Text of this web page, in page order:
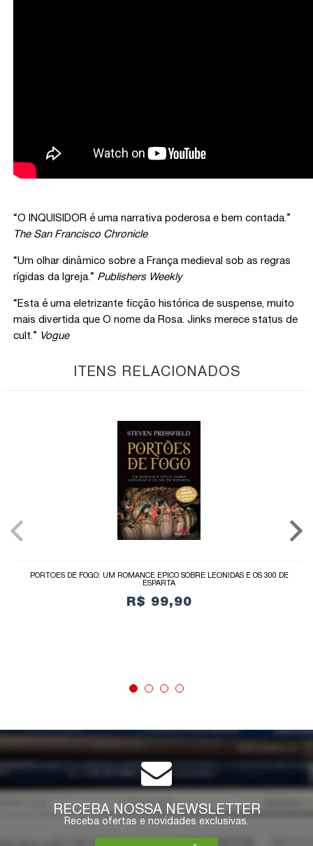
“O INQUISIDOR é uma narrativa poderosa e bem contada.”
The San Francisco Chronicle
“Um olhar dinâmico sobre a França medieval sob as regras
rígidas da Igreja.” Publishers Weekly
“Esta é uma eletrizante ficção histórica de suspense, muito
mais divertida que O nome da Rosa. Jinks merece status de
cult.” Vogue
ITENS RELACIONADOS
PORTÕES DE FOGO: UM ROMANCE ÉPICO SOBRE LEÔNIDAS E OS 300 DE
ESPARTA
R$ 99,90
COMPRAR
RECEBA NOSSA NEWSLETTER
Receba ofertas e novidades exclusivas.